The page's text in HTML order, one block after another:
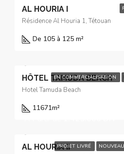
AL HOURIA I
Résidence Al Houria 1, Tétouan
De 105 à 125 m²
EN COMMERCIALISATION
HÔTEL TAMUDA BEACH
Hotel Tamuda Beach
11671m²
PROJET LIVRÉ
AL HOURIA II